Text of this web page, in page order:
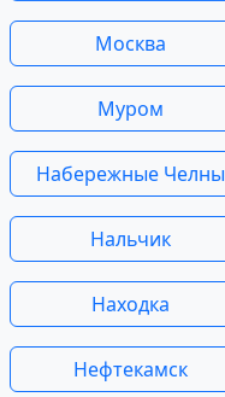
Москва
Муром
Набережные Челны
Нальчик
Находка
Нефтекамск